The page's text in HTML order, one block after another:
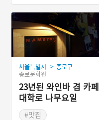
서울특별시 > 종로구
종로문화원
23년된 와인바 겸 카페
대학로 나무요일
#맛집